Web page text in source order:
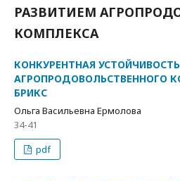
РАЗВИТИЕМ
КОМПЛЕКСА
КОНКУРЕНТНАЯ УСТОЙЧИВОСТЬ
АГРОПРОДОВОЛЬСТВЕННОГО
БРИКС
Ольга Васильевна Ермолова
34-41
pdf